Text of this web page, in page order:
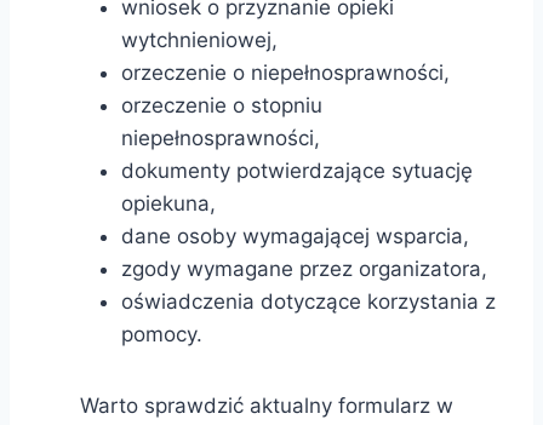
wniosek o przyznanie opieki
wytchnieniowej,
orzeczenie o niepełnosprawności,
orzeczenie o stopniu
niepełnosprawności,
dokumenty potwierdzające sytuację
opiekuna,
dane osoby wymagającej wsparcia,
zgody wymagane przez organizatora,
oświadczenia dotyczące korzystania z
pomocy.
Warto sprawdzić aktualny formularz w